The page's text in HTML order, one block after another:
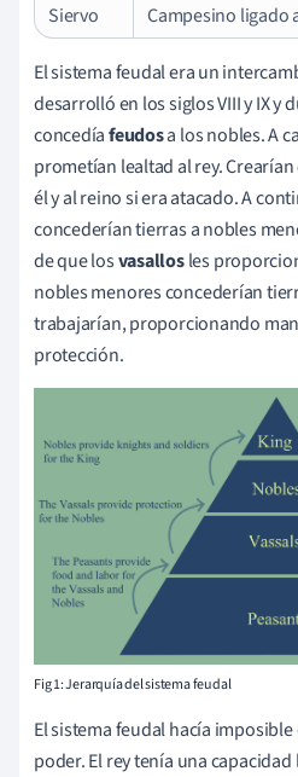
Siervo
Campesino ligado
El sistema feudal era un
desarrolló en los siglos VIII y IX y
concedíafeudosa los nobles. A
prometían lealtad al rey.
él y al reino si era atacado. A
concederían tierras a nobles
de que losvasallosles
nobles menores concederían
trabajarían, proporcionando
protección.
Fig 1: Jerarquía del sistema feudal
El sistema feudal hacía
poder. El rey tenía una